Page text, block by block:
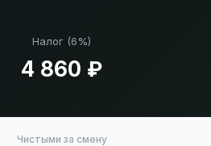
Налог (6%)
4 860 ₽
Чистыми за смену